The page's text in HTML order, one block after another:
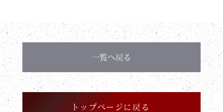
一覧へ戻る
トップページに戻る